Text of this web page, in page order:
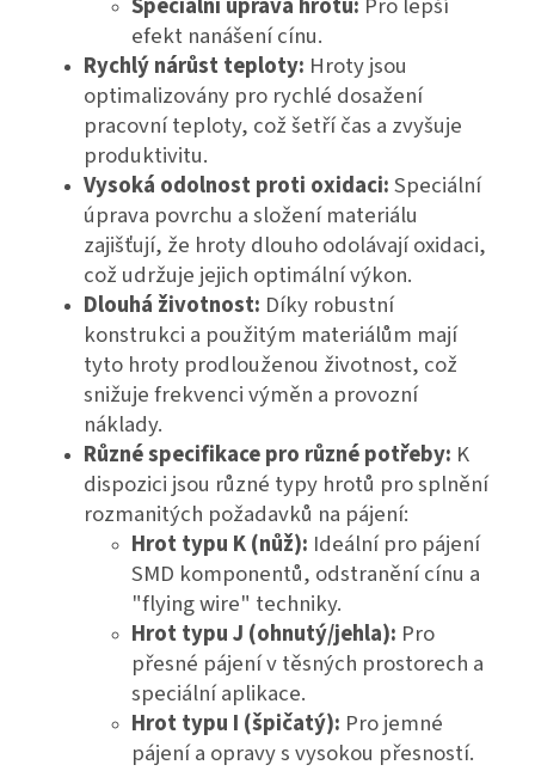
efekt nanášení cínu.
Rychlý nárůst teploty: Hroty jsou
optimalizovány pro rychlé dosažení
pracovní teploty, což šetří čas a zvyšuje
produktivitu.
Vysoká odolnost proti oxidaci:Speciální
úprava povrchu a složení materiálu
zajišťují, že hroty dlouho odolávají oxidaci,
což udržuje jejich optimální výkon.
Dlouhá životnost: Díky robustní
konstrukci a použitým materiálům mají
tyto hroty prodlouženou životnost, což
snižuje frekvenci výměn a provozní
náklady.
Různé specifikace pro různé potřeby: K
dispozici jsou různé typy hrotů pro splnění
rozmanitých požadavků na pájení:
Hrot typu K (nůž): Ideální pro pájení
SMD komponentů, odstranění cínu a
"flying wire" techniky.
Hrot typu J (ohnutý/jehla): Pro
přesné pájení v těsných prostorech a
speciální aplikace.
Hrot typu I (špičatý): Pro jemné
pájení a opravy s vysokou přesností.